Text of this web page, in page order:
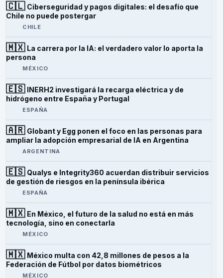
🇨🇱 Ciberseguridad y pagos digitales: el desafío que
Chile no puede postergar
CHILE
🇲🇽 La carrera por la IA: el verdadero valor lo aporta la
persona
MÉXICO
🇪🇸 INERH2 investigará la recarga eléctrica y de
hidrógeno entre España y Portugal
ESPAÑA
🇦🇷 Globant y Egg ponen el foco en las personas para
ampliar la adopción empresarial de IA en Argentina
ARGENTINA
🇪🇸 Qualys e Integrity360 acuerdan distribuir servicios
de gestión de riesgos en la península ibérica
ESPAÑA
🇲🇽 En México, el futuro de la salud no está en más
tecnología, sino en conectarla
MÉXICO
🇲🇽 México multa con 42,8 millones de pesos a la
Federación de Fútbol por datos biométricos
MÉXICO